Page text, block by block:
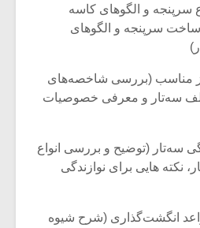
و الگوهای کاسه
ساخت سرپنجه و الگوهای
مناسب (بررسی شاخصه‌های
سه‌تار و معرفی خصوصیات
سه‌تار (توضیح و بررسی انواع
نکته هایی برای نوازندگی
انگشت‌گذاری (شرح شیوه
باش